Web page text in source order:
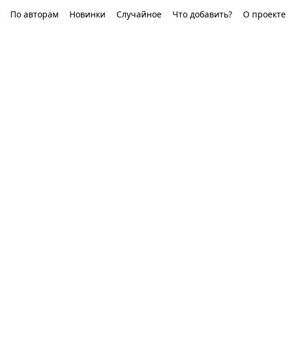
По авторам Новинки Случайное Что добавить? О проекте